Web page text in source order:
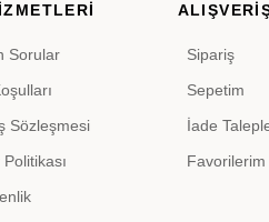
Sorular
Sözleşmesi
Sipariş
Sepetim
İade
Favorilerim